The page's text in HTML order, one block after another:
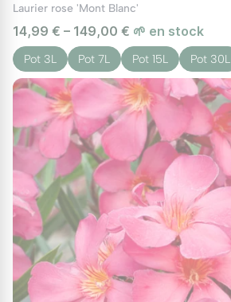
Laurier rose 'Mont Blanc'
14,99 € – 149,00 € 🌱 en stock
Pot 3L Pot 7L Pot 15L Pot 30L